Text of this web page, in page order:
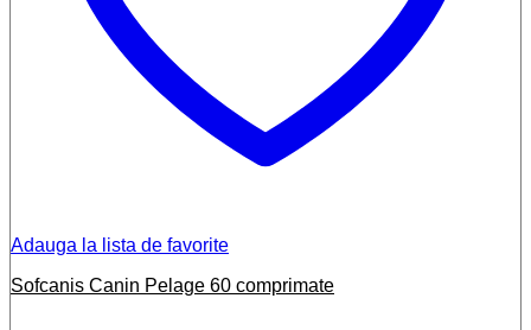
Adauga la lista de favorite
Sofcanis Canin Pelage 60 comprimate